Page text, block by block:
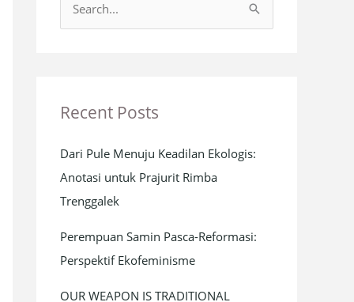
c
f
o
r
Recent Posts
Dari Pule Menuju Keadilan Ekologis:
Anotasi untuk Prajurit Rimba
Trenggalek
Perempuan Samin Pasca-Reformasi:
Perspektif Ekofeminisme
OUR WEAPON IS TRADITIONAL